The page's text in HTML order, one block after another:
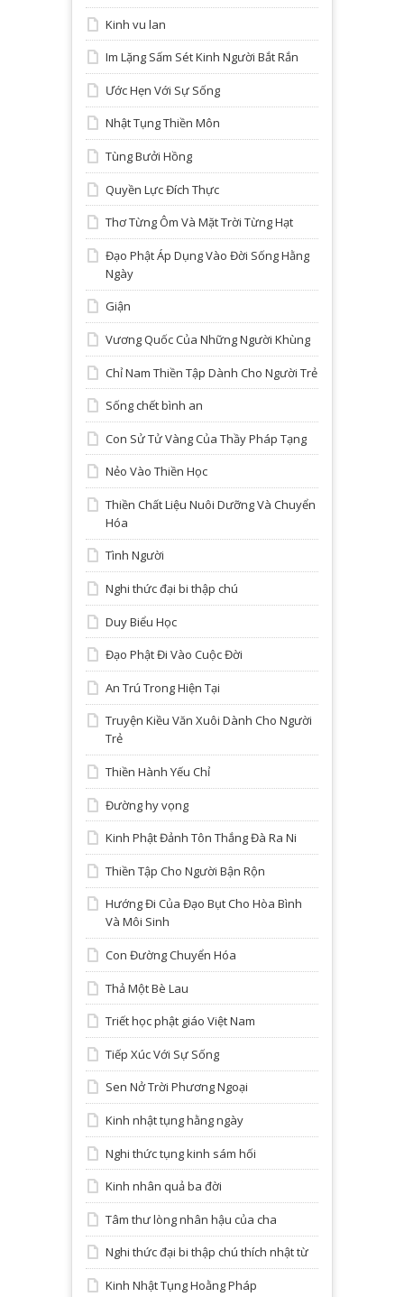
Kinh vu lan
Im Lặng Sấm Sét Kinh Người Bắt Rắn
Ước Hẹn Với Sự Sống
Nhật Tụng Thiền Môn
Tùng Bưởi Hồng
Quyền Lực Đích Thực
Thơ Từng Ôm Và Mặt Trời Từng Hạt
Đạo Phật Áp Dụng Vào Đời Sống Hằng
Ngày
Giận
Vương Quốc Của Những Người Khùng
Chỉ Nam Thiền Tập Dành Cho Người Trẻ
Sống chết bình an
Con Sử Tử Vàng Của Thầy Pháp Tạng
Nẻo Vào Thiền Học
Thiền Chất Liệu Nuôi Dưỡng Và Chuyển
Hóa
Tình Người
Nghi thức đại bi thập chú
Duy Biểu Học
Đạo Phật Đi Vào Cuộc Đời
An Trú Trong Hiện Tại
Truyện Kiều Văn Xuôi Dành Cho Người
Trẻ
Thiền Hành Yếu Chỉ
Đường hy vọng
Kinh Phật Đảnh Tôn Thắng Đà Ra Ni
Thiền Tập Cho Người Bận Rộn
Hướng Đi Của Đạo Bụt Cho Hòa Bình
Và Môi Sinh
Con Đường Chuyển Hóa
Thả Một Bè Lau
Triết học phật giáo Việt Nam
Tiếp Xúc Với Sự Sống
Sen Nở Trời Phương Ngoại
Kinh nhật tụng hằng ngày
Nghi thức tụng kinh sám hối
Kinh nhân quả ba đời
Tâm thư lòng nhân hậu của cha
Nghi thức đại bi thập chú thích nhật từ
Kinh Nhật Tụng Hoằng Pháp